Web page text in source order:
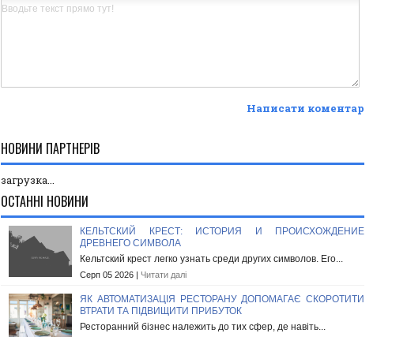
Написати коментар
НОВИНИ ПАРТНЕРІВ
загрузка...
ОСТАННІ НОВИНИ
КЕЛЬТСКИЙ КРЕСТ: ИСТОРИЯ И ПРОИСХОЖДЕНИЕ
ДРЕВНЕГО СИМВОЛА
Кельтский крест легко узнать среди других символов. Его...
Серп 05 2026 | Читати далі
ЯК АВТОМАТИЗАЦІЯ РЕСТОРАНУ ДОПОМАГАЄ СКОРОТИТИ
ВТРАТИ ТА ПІДВИЩИТИ ПРИБУТОК
Ресторанний бізнес належить до тих сфер, де навіть...